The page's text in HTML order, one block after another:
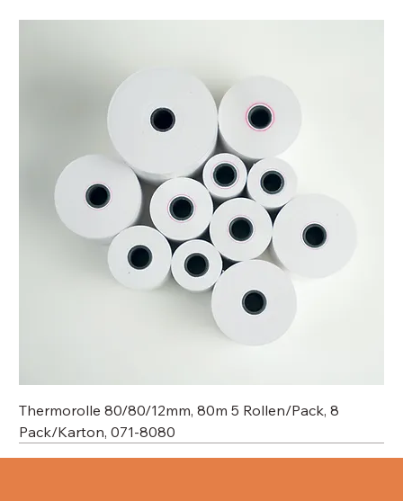
Thermorolle 80/80/12mm, 80m 5 Rollen/Pack, 8
Pack/Karton, 071-8080